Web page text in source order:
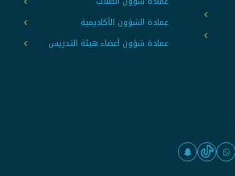
عمادة الشؤون الأكاديمية
عمادة شؤون أعضاء هيئة التدريس